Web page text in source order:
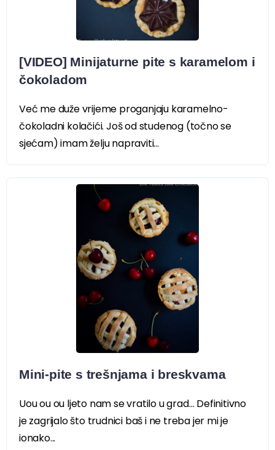
[VIDEO] Minijaturne pite s karamelom i
čokoladom
Već me duže vrijeme proganjaju karamelno-
čokoladni kolačići. Još od studenog (točno se
sjećam) imam želju napraviti...
Mini-pite s trešnjama i breskvama
Uou ou ou ljeto nam se vratilo u grad… Definitivno
je zagrijalo što trudnici baš i ne treba jer mi je
ionako...